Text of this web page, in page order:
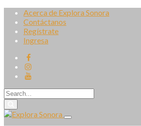
Acerca de Explora Sonora
Contáctanos
Regístrate
Ingresa